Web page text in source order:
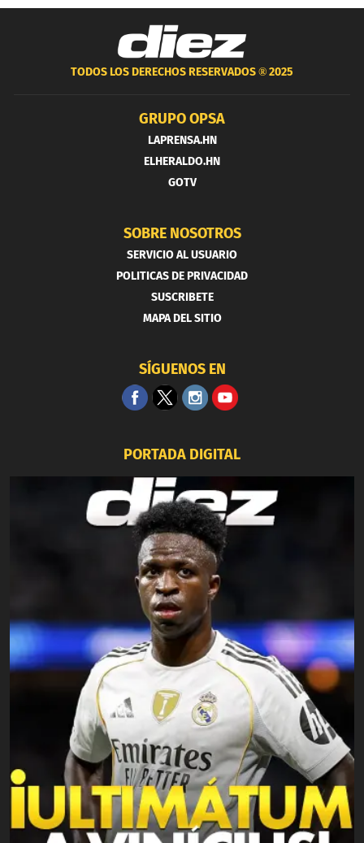
TODOS LOS DERECHOS RESERVADOS ®2025
GRUPO OPSA
LAPRENSA.HN
ELHERALDO.HN
GOTV
SOBRE NOSOTROS
SERVICIO AL USUARIO
POLITICAS DE PRIVACIDAD
SUSCRIBETE
MAPA DEL SITIO
SÍGUENOS EN
PORTADA DIGITAL